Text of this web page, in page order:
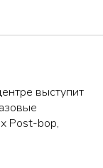
выступит
Post-bop,